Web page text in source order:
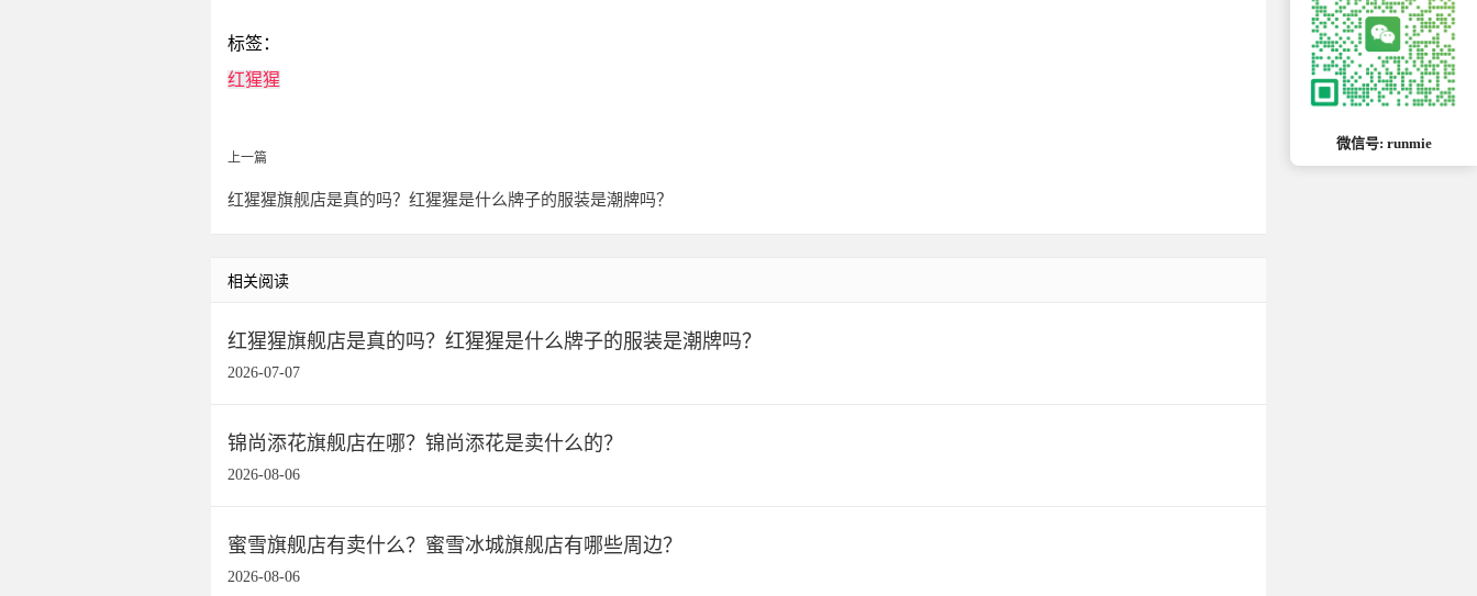
标签：
红猩猩
上一篇
红猩猩旗舰店是真的吗？红猩猩是什么牌子的服装是潮牌吗？
相关阅读
红猩猩旗舰店是真的吗？红猩猩是什么牌子的服装是潮牌吗？
2026-07-07
锦尚添花旗舰店在哪？锦尚添花是卖什么的？
2026-08-06
蜜雪旗舰店有卖什么？蜜雪冰城旗舰店有哪些周边？
2026-08-06
微信号: runmie